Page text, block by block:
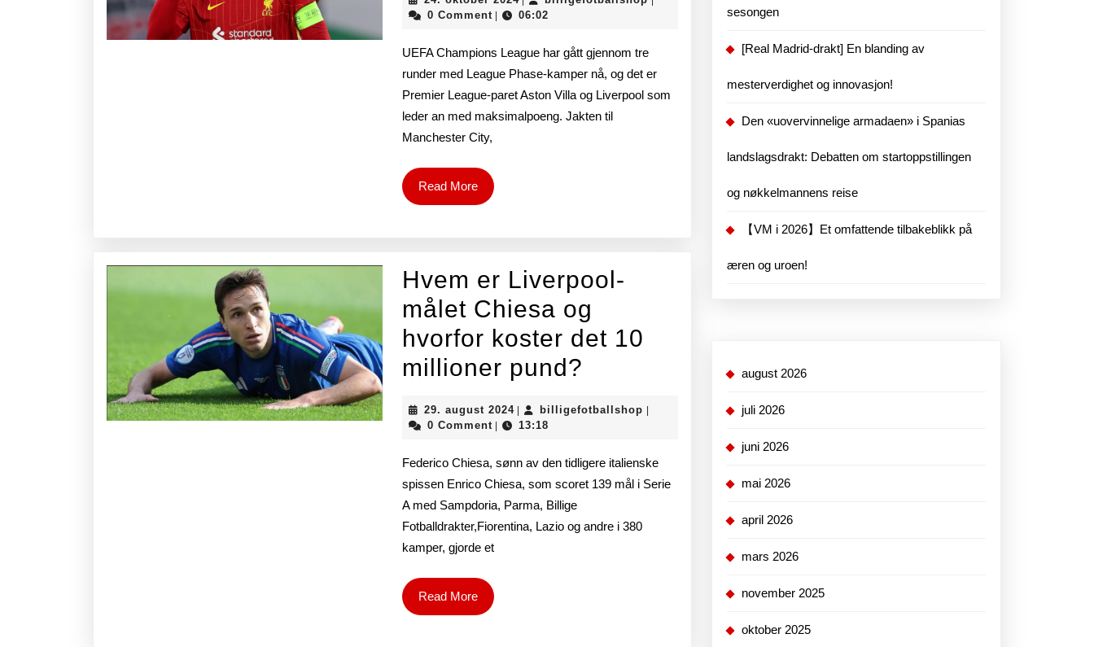
takeaways:
Liverpool
dominerer
oktober
0 Comment 06:02
UEFA Champions League har gått gjennom tre
runder med League Phase-kamper nå, og det er
Premier League-paret Aston Villa og Liverpool som
leder an med maksimalpoeng. Jakten til
Manchester City,
Read MoreRead
More
Hvem er Liverpool-
målet Chiesa og
hvorfor koster det 10
millioner pund?
Liverpool-
målet
Chiesa
29. august 202429.
august
billigefotballshop billigefotballshop
0 Comment 13:18
Federico Chiesa, sønn av den tidligere italienske
spissen Enrico Chiesa, som scoret 139 mål i Serie
A med Sampdoria, Parma, Billige
Fotballdrakter,Fiorentina, Lazio og andre i 380
kamper, gjorde et
Read MoreRead
More
sesongen
[Real Madrid-drakt] En blanding av
mesterverdighet og innovasjon!
Den «uovervinnelige armadaen» i Spanias
landslagsdrakt: Debatten om startoppstillingen
og nøkkelmannens reise
【VM i 2026】Et omfattende tilbakeblikk på
æren og uroen!
august 2026
juli 2026
juni 2026
mai 2026
april 2026
mars 2026
november 2025
oktober 2025